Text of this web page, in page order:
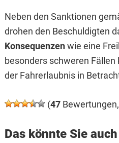
Neben den Sanktionen
drohen den Beschuldigten
Konsequenzenwie eine
besonders schweren
der Fahrerlaubnis in
(47
Das könnte Sie